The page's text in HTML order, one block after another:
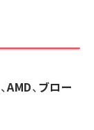
、AMD、ブロー